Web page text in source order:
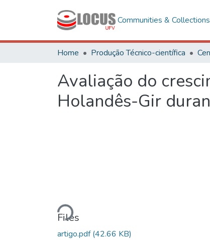
Communities & Collections
Home Produção Técnico-científica
Avaliação do
Holandês-Gir
Loading...
Files
artigo.pdf(42.66 KB)